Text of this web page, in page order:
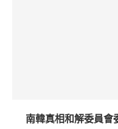
南韓真相和解委員